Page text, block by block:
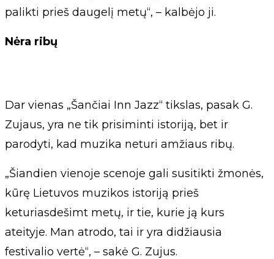
palikti prieš daugelį metų“, – kalbėjo ji.
Nėra ribų
Dar vienas „Šančiai Inn Jazz“ tikslas, pasak G.
Zujaus, yra ne tik prisiminti istoriją, bet ir
parodyti, kad muzika neturi amžiaus ribų.
„Šiandien vienoje scenoje gali susitikti žmonės,
kūrę Lietuvos muzikos istoriją prieš
keturiasdešimt metų, ir tie, kurie ją kurs
ateityje. Man atrodo, tai ir yra didžiausia
festivalio vertė“, – sakė G. Zujus.